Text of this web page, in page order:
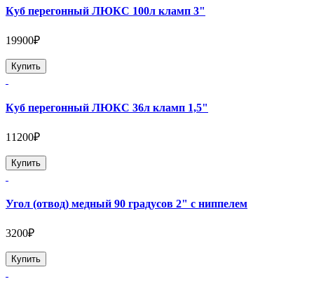
Куб перегонный ЛЮКС 100л кламп 3"
19900₽
Купить
Куб перегонный ЛЮКС 36л кламп 1,5"
11200₽
Купить
Угол (отвод) медный 90 градусов 2" с ниппелем
3200₽
Купить